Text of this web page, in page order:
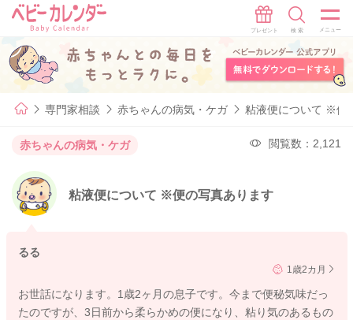
専門家相談 赤ちゃんの病気・ケガ 粘液便について ※便
赤ちゃんの病気・ケガ 閲覧数：2,121
粘液便について ※便の写真あります
るる
1歳2カ月
お世話になります。1歳2ヶ月の息子です。今まで便秘気味だっ
たのですが、3日前から柔らかめの便になり、粘り気のあるもの